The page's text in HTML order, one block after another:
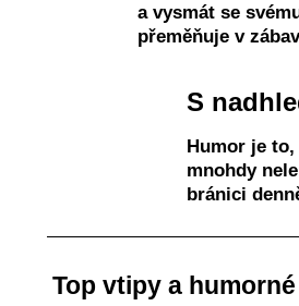
a vysmát se
přeměňuje v
S
Humor je
mnohdy
bránici
Top vtipy a